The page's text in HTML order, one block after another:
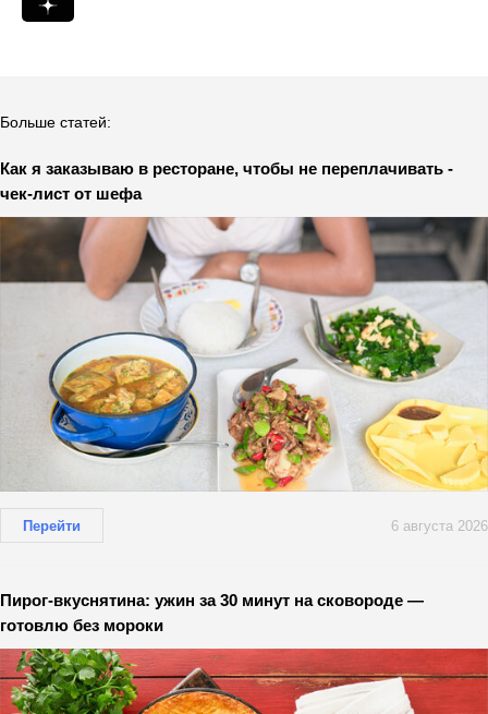
Больше статей:
Как я заказываю в ресторане, чтобы не переплачивать -
чек-лист от шефа
Перейти 6 августа 2026
Пирог-вкуснятина: ужин за 30 минут на сковороде —
готовлю без мороки